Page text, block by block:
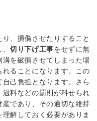
、損傷させたりすること
、切り下げ工事をせずに無
を破損させてしまった場
ることになります。この
己負担となります。さら
料などの罰則が科せられ
であり、その適切な維持
解しておく必要がありま